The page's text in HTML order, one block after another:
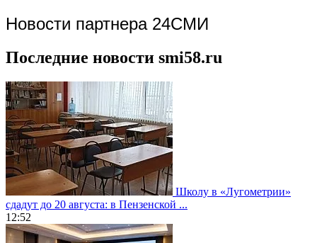
Новости партнера 24СМИ
Последние новости smi58.ru
Школу в «Лугометрии»
сдадут до 20 августа: в Пензенской ...
12:52